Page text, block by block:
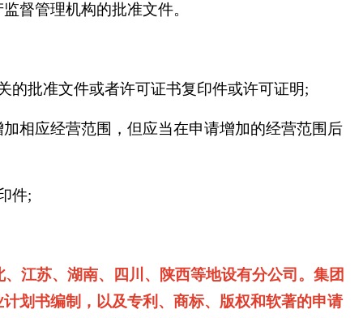
督管理机构的批准文件。
的批准文件或者许可证书复印件或许可证明;
相应经营范围，但应当在申请增加的经营范围后
件;
江苏、湖南、四川、陕西等地设有分公司。集团
划书编制，以及专利、商标、版权和软著的申请